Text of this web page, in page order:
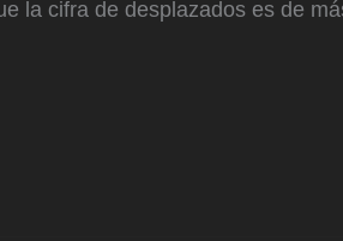
la cifra de desplazados es de